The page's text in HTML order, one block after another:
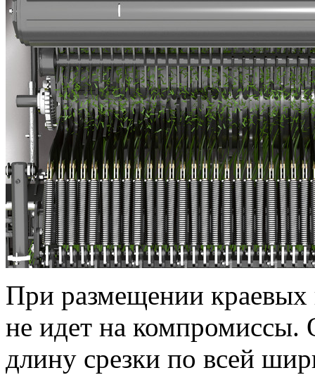
При размещении
не идет на
длину срезки по всей